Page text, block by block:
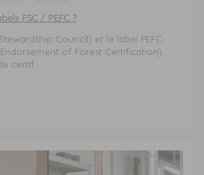
FSC / PEFC ?
Council) et le label PEFC
of Forest Certification)
certif...